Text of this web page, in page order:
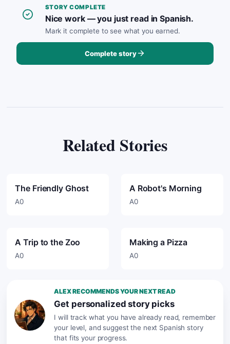
STORY COMPLETE
Nice work — you just read in Spanish.
Mark it complete to see what you earned.
Complete story
Related Stories
The Friendly Ghost
A0
A Robot's Morning
A0
A Trip to the Zoo
A0
Making a Pizza
A0
ALEX RECOMMENDS YOUR NEXT READ
Get personalized story picks
I will track what you have already read, remember
your level, and suggest the next Spanish story
that fits your progress.